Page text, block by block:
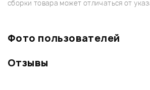
сборки товара может отличаться от
Фото пользователей
Загрузите свои фотографии купленного
Отзывы